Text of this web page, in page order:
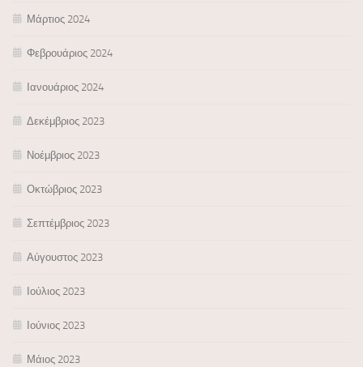
Μάρτιος 2024
Φεβρουάριος 2024
Ιανουάριος 2024
Δεκέμβριος 2023
Νοέμβριος 2023
Οκτώβριος 2023
Σεπτέμβριος 2023
Αύγουστος 2023
Ιούλιος 2023
Ιούνιος 2023
Μάιος 2023